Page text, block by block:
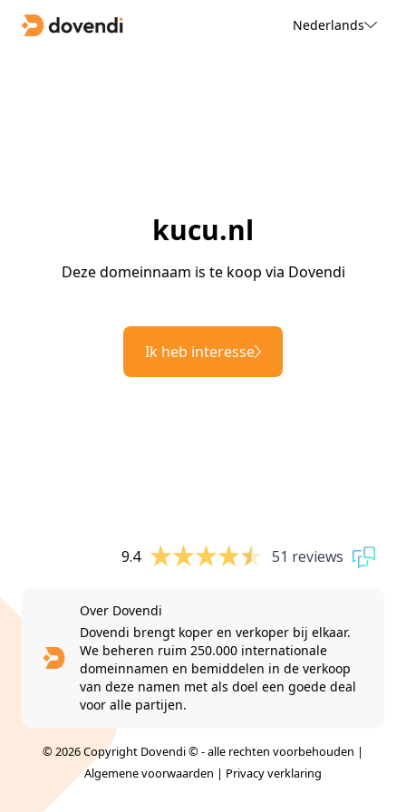
Nederlands
kucu.nl
Deze domeinnaam is te koop via Dovendi
Ik heb interesse
9.4 51 reviews
Over Dovendi
Dovendi brengt koper en verkoper bij elkaar.
We beheren ruim 250.000 internationale
domeinnamen en bemiddelen in de verkoop
van deze namen met als doel een goede deal
voor alle partijen.
© 2026 Copyright Dovendi © - alle rechten voorbehouden |
Algemene voorwaarden | Privacy verklaring